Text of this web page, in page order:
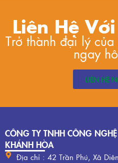
Liên Hệ
Trở thành đại lý
ngay
LIÊN HỆ
CÔNG TY TNHH CÔNG
KHÁNH HÒA
Địa chỉ : 42 Trần Phú, Xã